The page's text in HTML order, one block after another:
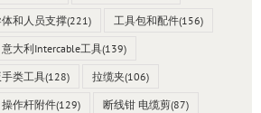
体和人员支撑(221) 工具包和配件(156)
意大利Intercable工具(139)
手类工具(128) 拉缆夹(106)
操作杆附件(129) 断线钳 电缆剪(87)